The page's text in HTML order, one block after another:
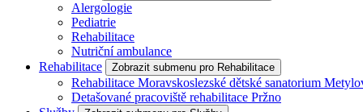
Alergologie
Pediatrie
Rehabilitace
Nutriční ambulance
Rehabilitace
Zobrazit submenu pro Rehabilitace
Rehabilitace Moravskoslezské dětské sanatorium
Detašované pracoviště rehabilitace Pržno